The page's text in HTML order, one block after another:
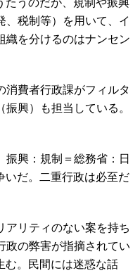
たうのだが、規制や振興
、税制等）を用いて、イ
織を分けるのはナンセン
費者行政課がフィルタ
興）も担当している。
興：規制＝総務省：日
いだ。二重行政は必至だ
リティのない案を持ち
政の弊害が指摘されてい
む。民間には迷惑な話